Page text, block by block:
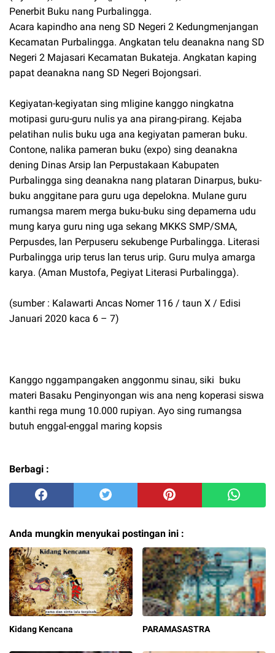
Penerbit Buku nang Purbalingga.
Acara kapindho ana neng SD Negeri 2 Kedungmenjangan
Kecamatan Purbalingga. Angkatan telu deanakna nang SD
Negeri 2 Majasari Kecamatan Bukateja. Angkatan kaping
papat deanakna nang SD Negeri Bojongsari.
Kegiyatan-kegiyatan sing mligine kanggo ningkatna
motipasi guru-guru nulis ya ana pirang-pirang. Kejaba
pelatihan nulis buku uga ana kegiyatan pameran buku.
Contone, nalika pameran buku (expo) sing deanakna
dening Dinas Arsip lan Perpustakaan Kabupaten
Purbalingga sing deanakna nang plataran Dinarpus, buku-
buku anggitane para guru uga depelokna. Mulane guru
rumangsa marem merga buku-buku sing depamerna udu
mung karya guru ning uga sekang MKKS SMP/SMA,
Perpusdes, lan Perpuseru sekubenge Purbalingga. Literasi
Purbalingga urip terus lan terus urip. Guru mulya amarga
karya. (Aman Mustofa, Pegiyat Literasi Purbalingga).
(sumber : Kalawarti Ancas Nomer 116 / taun X / Edisi
Januari 2020 kaca 6 – 7)
Kanggo nggampangaken anggonmu sinau, siki buku
materi Basaku Penginyongan wis ana neng koperasi siswa
kanthi rega mung 10.000 rupiyan. Ayo sing rumangsa
butuh enggal-enggal maring kopsis
Berbagi :
Anda mungkin menyukai postingan ini :
Kidang Kencana PARAMASASTRA